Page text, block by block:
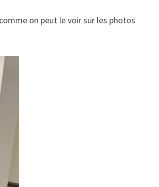
on peut le voir sur les photos